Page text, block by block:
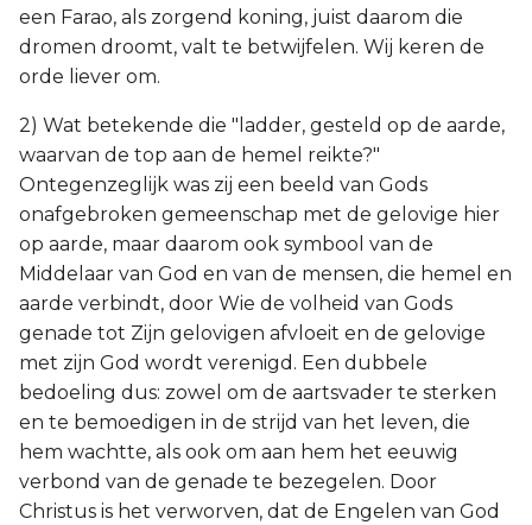
een Farao, als zorgend koning, juist daarom die
dromen droomt, valt te betwijfelen. Wij keren de
orde liever om.
2) Wat betekende die "ladder, gesteld op de aarde,
waarvan de top aan de hemel reikte?"
Ontegenzeglijk was zij een beeld van Gods
onafgebroken gemeenschap met de gelovige hier
op aarde, maar daarom ook symbool van de
Middelaar van God en van de mensen, die hemel en
aarde verbindt, door Wie de volheid van Gods
genade tot Zijn gelovigen afvloeit en de gelovige
met zijn God wordt verenigd. Een dubbele
bedoeling dus: zowel om de aartsvader te sterken
en te bemoedigen in de strijd van het leven, die
hem wachtte, als ook om aan hem het eeuwig
verbond van de genade te bezegelen. Door
Christus is het verworven, dat de Engelen van God